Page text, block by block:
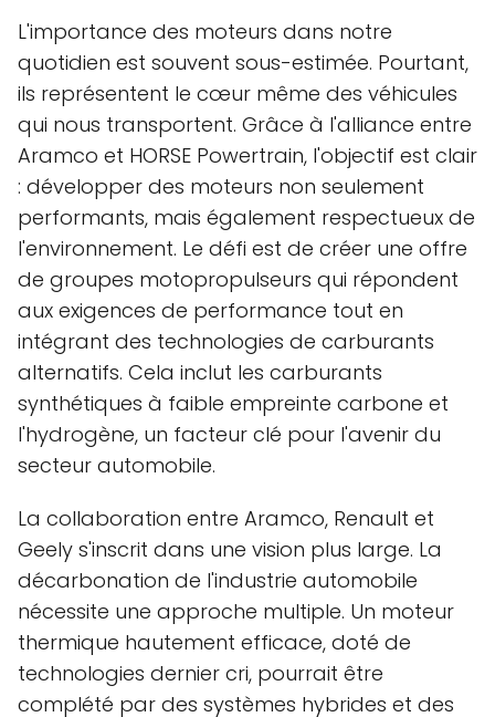
L'importance des moteurs dans notre
quotidien est souvent sous-estimée. Pourtant,
ils représentent le cœur même des véhicules
qui nous transportent. Grâce à l'alliance entre
Aramco et HORSE Powertrain, l'objectif est clair
: développer des moteurs non seulement
performants, mais également respectueux de
l'environnement. Le défi est de créer une offre
de groupes motopropulseurs qui répondent
aux exigences de performance tout en
intégrant des technologies de carburants
alternatifs. Cela inclut les carburants
synthétiques à faible empreinte carbone et
l'hydrogène, un facteur clé pour l'avenir du
secteur automobile.
La collaboration entre Aramco, Renault et
Geely s'inscrit dans une vision plus large. La
décarbonation de l'industrie automobile
nécessite une approche multiple. Un moteur
thermique hautement efficace, doté de
technologies dernier cri, pourrait être
complété par des systèmes hybrides et des